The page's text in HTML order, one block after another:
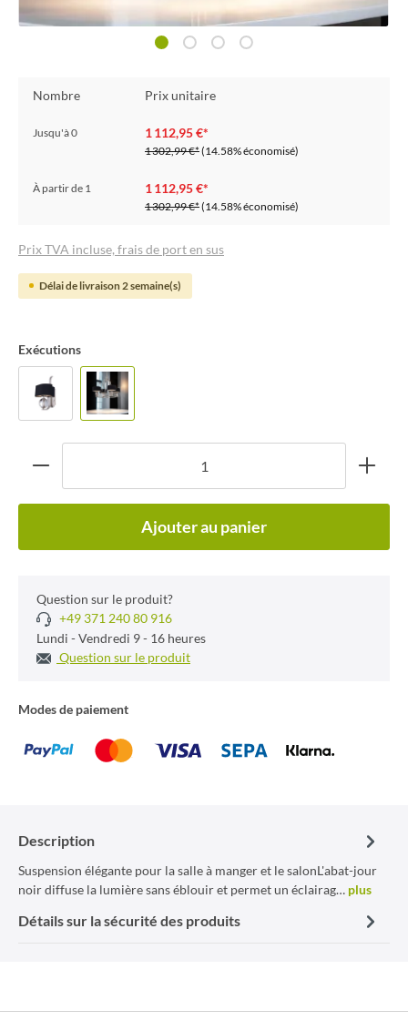
Nombre Prix unitaire
Jusqu'à0 1 112,95 €*
1 302,99 €*(14.58% économisé)
À partir de 1 1 112,95 €*
1 302,99 €*(14.58% économisé)
Prix TVA incluse, frais de port en sus
Délai de livraison 2 semaine(s)
Exécutions
Ajouter au panier
Question sur le produit?
+49 371 240 80 916
Lundi - Vendredi 9 - 16 heures
Question sur le produit
Modes de paiement
Description
Suspension élégante pour la salle à manger et le salonL'abat-jour
noir diffuse la lumière sans éblouir et permet un éclairag… plus
Détails sur la sécurité des produits